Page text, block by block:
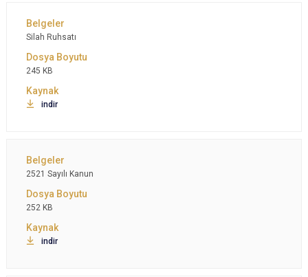
Silah Ruhsatı
245 KB
indir
2521 Sayılı Kanun
252 KB
indir